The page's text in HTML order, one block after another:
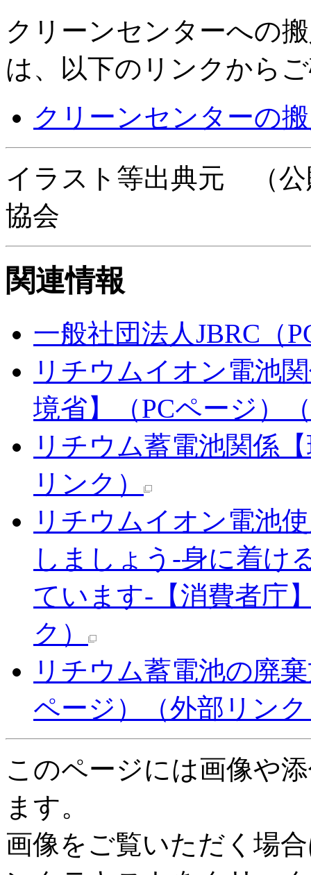
クリーンセンターへの
は、以下のリンクから
クリーンセンターの
イラスト等出典元 （公
協会
関連情報
一般社団法人JBRC（
リチウムイオン電池
境省】（PCページ）
リチウム蓄電池関係
リンク）
リチウムイオン電池
しましょう-身に着け
ています-【消費者庁
ク）
リチウム蓄電池の廃
ページ）
（外部リン
このページには画像や
ます。
画像をご覧いただく場